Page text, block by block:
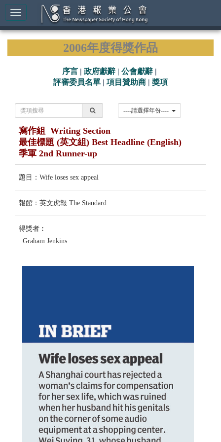
2006年度得獎作品
序言 | 政府獻辭 | 公會獻辭 |
評審委員名單 | 項目贊助商 | 獎項
寫作組 Writing Section
最佳標題 (英文組) Best Headline (English)
季軍 2nd Runner-up
題目：Wife loses sex appeal
報館：英文虎報 The Standard
得獎者︰
Graham Jenkins